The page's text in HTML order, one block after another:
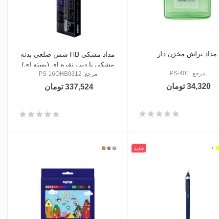
مداد تراش مخزن دار
مرجع: PS-401
34,320 تومان
مداد مشکی HB شش ضلعی بدنه
مشکی با دیپ نقره ای (بسته ای)
مرجع: PS-16OHB0312
337,524 تومان
زرد+ جدید 2401
2402
2403